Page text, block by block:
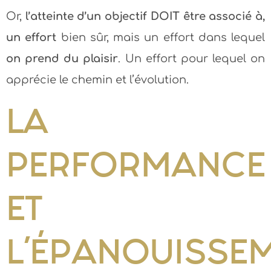
Or, l’atteinte d’un objectif DOIT être associé à,
un effort bien sûr, mais un effort dans lequel
on prend du plaisir. Un effort pour lequel on
apprécie le chemin et l’évolution.
LA
PERFORMANCE
ET